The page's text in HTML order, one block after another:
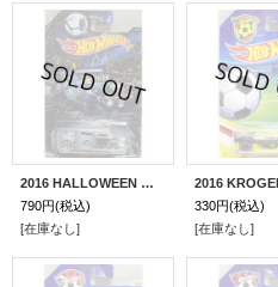
2016 HALLOWEEN 【BONE SHAKER】 SILVERBLUE/5SP
790円(税込)
[在庫なし]
330円(税込)
[在庫なし]